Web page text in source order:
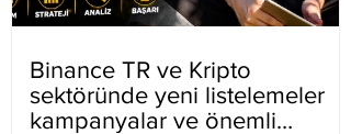
Binance TR ve Kripto
sektöründe yeni listelemeler
kampanyalar ve önemli